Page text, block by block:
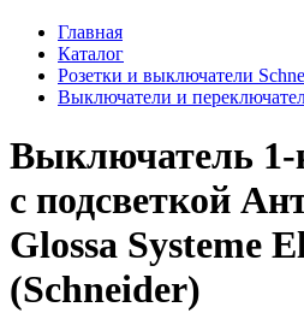
Главная
Каталог
Розетки и выключатели
Выключатели и
Выключатель
с подсветкой
Glossa Systeme
(Schneider)